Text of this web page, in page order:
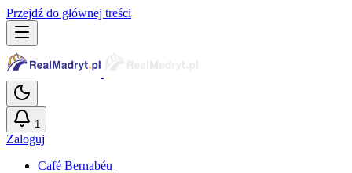
Przejdź do głównej treści
1
Zaloguj
Café Bernabéu